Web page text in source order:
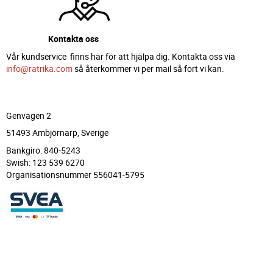
Kontakta oss
Vår kundservice finns här för att hjälpa dig. Kontakta oss via
info@ratrika.comså återkommer vi per mail så fort vi kan.
Genvägen 2
51493 Ambjörnarp, Sverige
Bankgiro: 840-5243
Swish: 123 539 6270
Organisationsnummer 556041-5795